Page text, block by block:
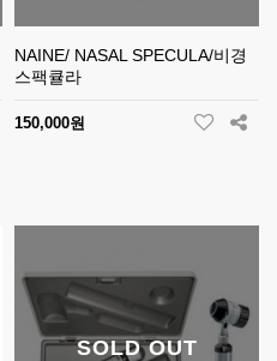
NAINE/ NASAL SPECULA/비경
스팩큘라
150,000원
SOLD OUT